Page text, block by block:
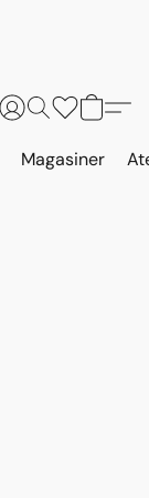
Magasiner